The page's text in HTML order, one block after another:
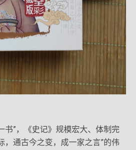
”，《史记》规模宏大、体制完
，通古今之变，成一家之言”的伟